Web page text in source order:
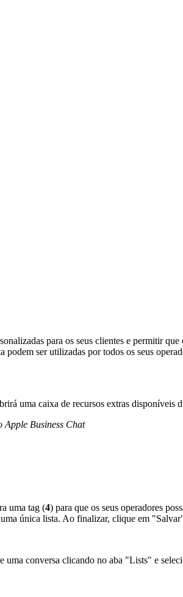
para os seus clientes e permitir
podem ser utilizadas por todos os seus
uma caixa de recursos extras disponíveis
Apple Business Chat
uma tag (4) para que os seus operadores
única lista. Ao finalizar, clique em
conversa clicando no aba "Lists" e